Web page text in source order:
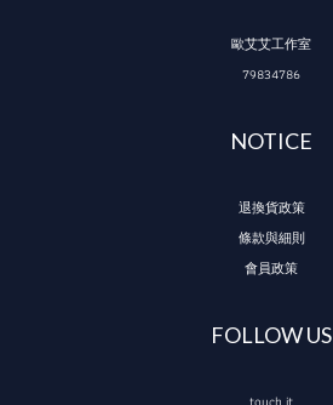
歐艾艾工作室
79834786
NOTICE
退換貨政策
條款與細則
會員政策
FOLLOW US